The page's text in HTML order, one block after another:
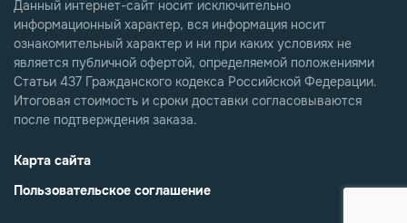
Данный интернет-сайт носит исключительно
информационный характер, вся информация носит
ознакомительный характер и ни при каких условиях не
является публичной офертой, определяемой положениями
Статьи 437 Гражданского кодекса Российской Федерации.
Итоговая стоимость и сроки доставки согласовываются
после подтверждения заказа.
Карта сайта
Пользовательское соглашение